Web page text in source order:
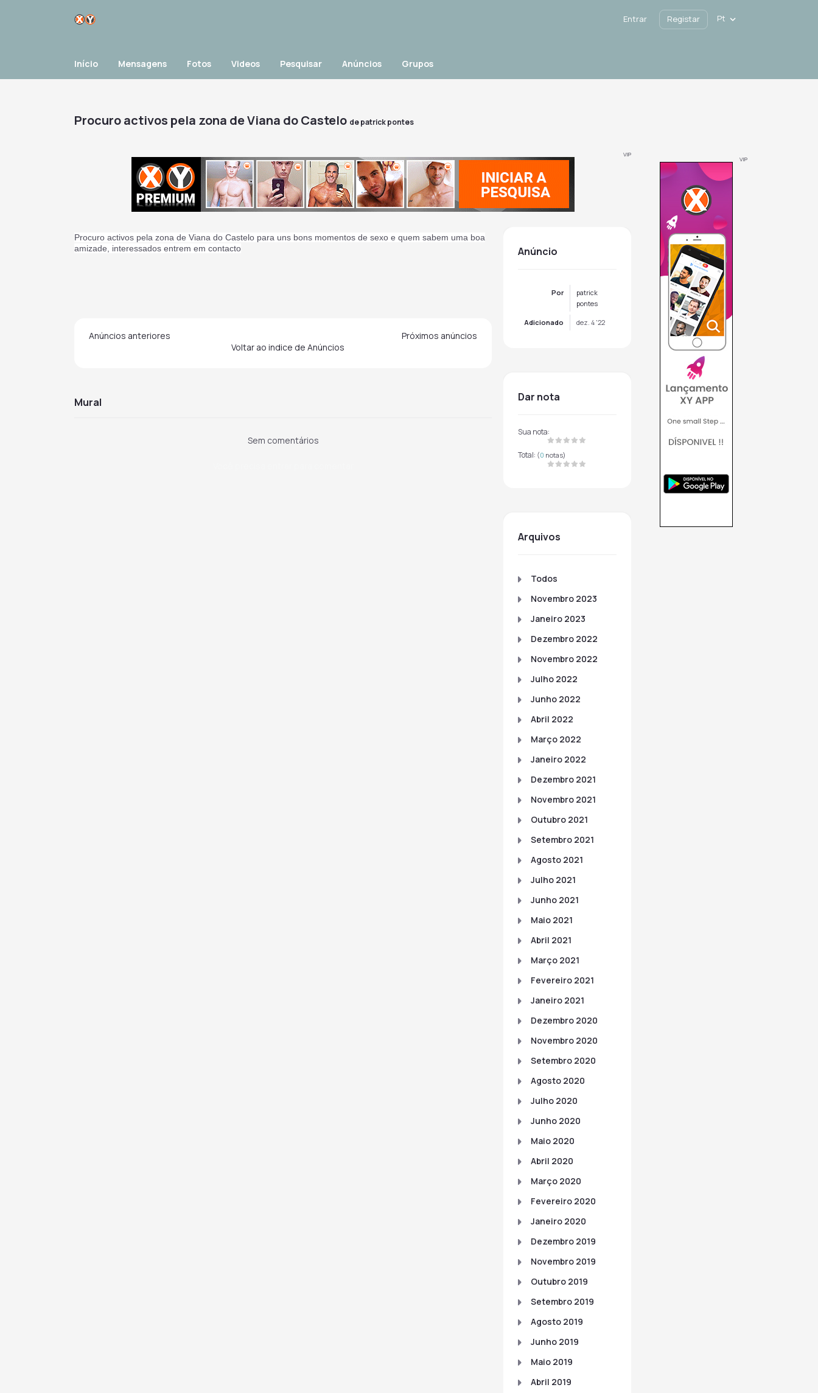
Entrar Registar Pt
Início Mensagens Fotos Videos Pesquisar Anúncios Grupos
Procuro activos pela zona de Viana do Castelo depatrick pontes
VIP
Procuro activos pela zona de Viana do Castelo para uns bons momentos de sexo e quem sabem uma boa
amizade, interessados entrem em contacto
Anúncios anteriores
Próximos anúncios
Voltar ao indice de Anúncios
mural
Sem comentários
anúncio
Por
patrick
pontes
Adicionado dez. 4 '22
dar nota
Sua nota:
Total: (0 notas)
arquivos
Todos
Novembro 2023
Janeiro 2023
Dezembro 2022
Novembro 2022
Julho 2022
Junho 2022
Abril 2022
Março 2022
Janeiro 2022
Dezembro 2021
Novembro 2021
Outubro 2021
Setembro 2021
Agosto 2021
Julho 2021
Junho 2021
Maio 2021
Abril 2021
Março 2021
Fevereiro 2021
Janeiro 2021
Dezembro 2020
Novembro 2020
Setembro 2020
Agosto 2020
Julho 2020
Junho 2020
Maio 2020
Abril 2020
Março 2020
Fevereiro 2020
Janeiro 2020
Dezembro 2019
Novembro 2019
Outubro 2019
Setembro 2019
Agosto 2019
Junho 2019
Maio 2019
Abril 2019
VIP